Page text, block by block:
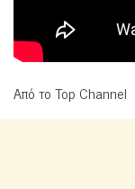
Από το Top Channel